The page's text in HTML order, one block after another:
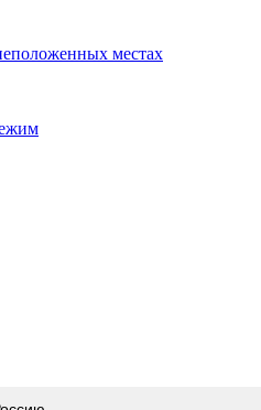
местах